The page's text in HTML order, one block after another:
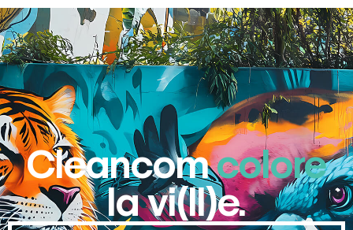
Cleancomcolore
la vi(ll)e.